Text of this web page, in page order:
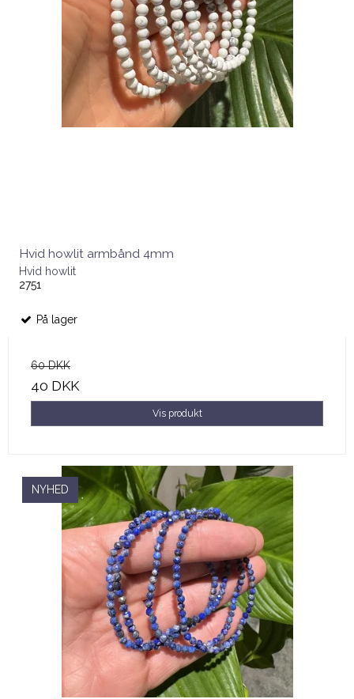
Hvid howlit armbånd 4mm
Hvid howlit
2751
På lager
60 DKK
40 DKK
Vis produkt
NYHED